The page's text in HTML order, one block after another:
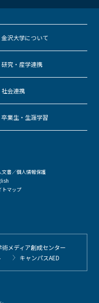
金沢大学について
研究・産学連携
社会連携
卒業生・生涯学習
文書／個人情報保護
トマップ
術メディア創成センター
キャンパスAED